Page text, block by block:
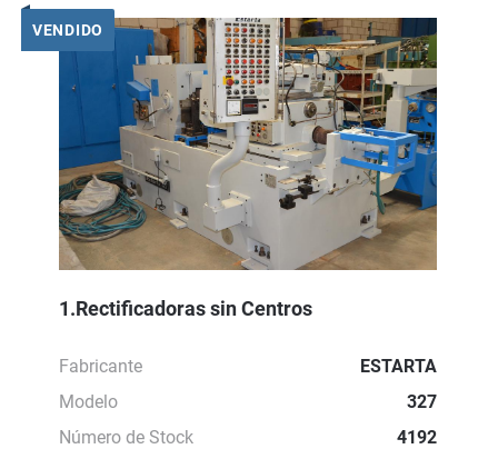
VENDIDO
1.Rectificadoras sin Centros
Fabricante
ESTARTA
Modelo
327
Número de Stock
4192